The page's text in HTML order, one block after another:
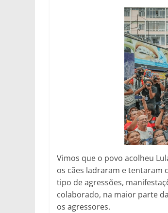
Vimos que o povo acolheu
os cães ladraram e tentaram
tipo de agressões,
colaborado, na maior parte
os agressores.